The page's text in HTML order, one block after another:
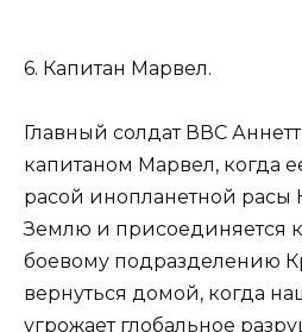
6. Капитан Марвел.
Главный солдат ВВС
капитаном Марвел, когда
расой инопланетной расы
Землю и присоединяется
боевому подразделению
вернуться домой, когда
угрожает глобальное